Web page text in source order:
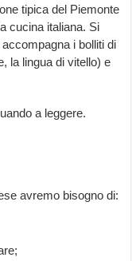
tipica del Piemonte
cucina italiana. Si
i bolliti di
la lingua di vitello) e
a leggere.
avremo bisogno di: